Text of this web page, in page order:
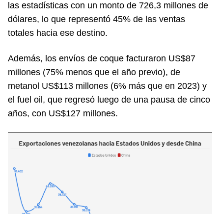
las estadísticas con un monto de 726,3 millones de
dólares, lo que representó 45% de las ventas
totales hacia ese destino.
Además, los envíos de coque facturaron US$87
millones (75% menos que el año previo), de
metanol US$113 millones (6% más que en 2023) y
el fuel oil, que regresó luego de una pausa de cinco
años, con US$127 millones.